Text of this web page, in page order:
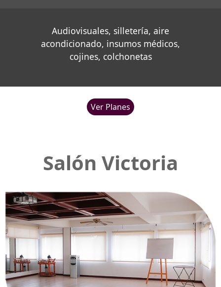
Audiovisuales, silletería, aire
acondicionado, insumos médicos,
cojines, colchonetas
Ver Planes
Salón Victoria